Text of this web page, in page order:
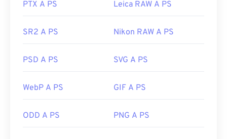
PTX A PS Leica RAW A PS
SR2 A PS Nikon RAW A PS
PSD A PS SVG A PS
WebP A PS GIF A PS
ODD A PS PNG A PS